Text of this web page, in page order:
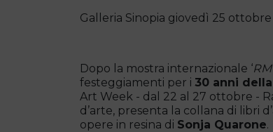
Galleria Sinopia giovedì 25 ottobre
Dopo la mostra internazionale ‘
festeggiamenti per i 30 anni
Art Week - dal 22 al 27 ottobre -
d’arte, presenta la collana di libri
opere in resina di Sonja Quarone.